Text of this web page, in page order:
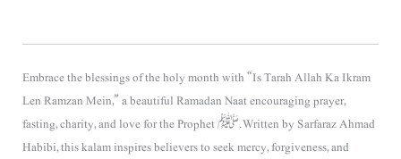
Embrace the blessings of the holy month with “Is Tarah Allah Ka Ikram
Len Ramzan Mein,” a beautiful Ramadan Naat encouraging prayer,
fasting, charity, and love for the Prophet ﷺ. Written by Sarfaraz Ahmad
Habibi, this kalam inspires believers to seek mercy, forgiveness, and